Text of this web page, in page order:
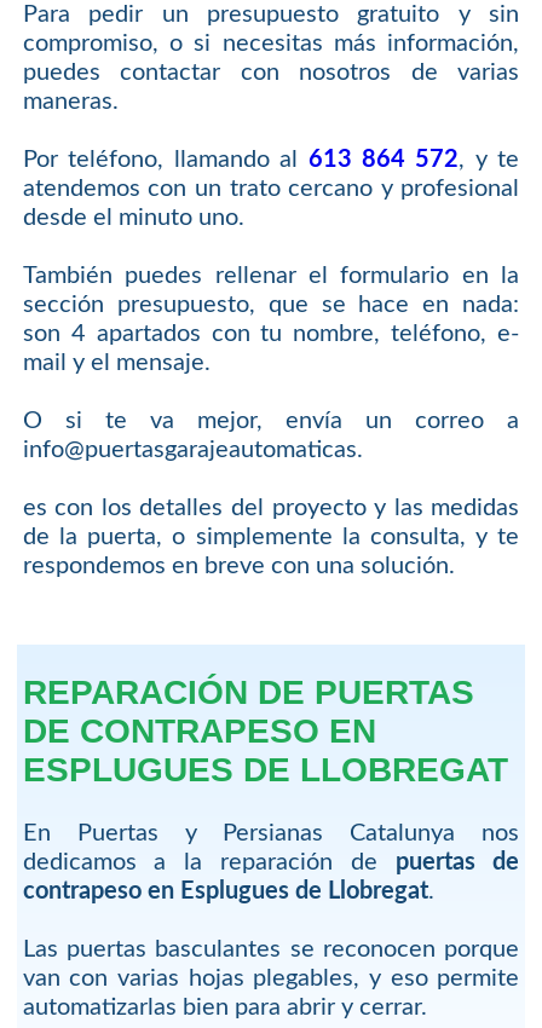
Para pedir un presupuesto gratuito y sin
compromiso, o si necesitas más información,
puedes contactar con nosotros de varias
maneras.
Por teléfono, llamando al 613 864 572, y te
atendemos con un trato cercano y profesional
desde el minuto uno.
También puedes rellenar el formulario en la
sección presupuesto, que se hace en nada:
son 4 apartados con tu nombre, teléfono, e-
mail y el mensaje.
O si te va mejor, envía un correo a
info@puertasgarajeautomaticas.
es con los detalles del proyecto y las medidas
de la puerta, o simplemente la consulta, y te
respondemos en breve con una solución.
REPARACIÓN DE PUERTAS
DE CONTRAPESO EN
ESPLUGUES DE LLOBREGAT
En Puertas y Persianas Catalunya nos
dedicamos a la reparación de puertas de
contrapeso en Esplugues de Llobregat.
Las puertas basculantes se reconocen porque
van con varias hojas plegables, y eso permite
automatizarlas bien para abrir y cerrar.